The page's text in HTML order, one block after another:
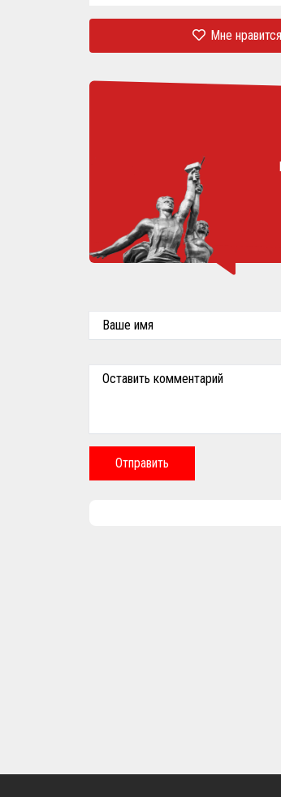
Мне
Ваше имя
Оставить комментарий
Отправить